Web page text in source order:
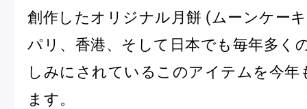
Pâtisseries
創作したオリジナル月餅 (ムーンケー
パリ、香港、そして日本でも毎年多く
しみにされているこのアイテムを今年
ます。